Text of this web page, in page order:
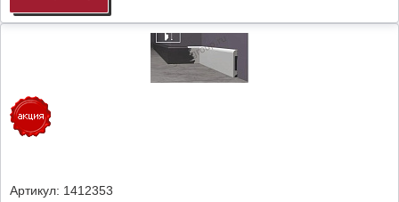
Артикул: 1412353